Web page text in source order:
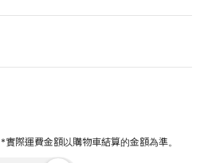
*實際運費金額以購物車結算的金額為準。